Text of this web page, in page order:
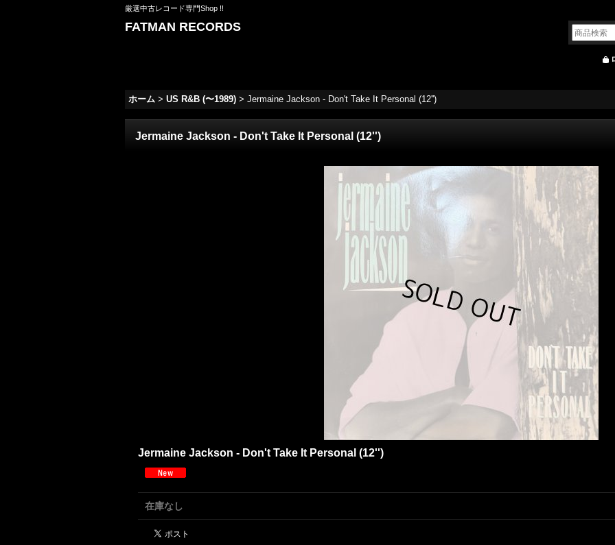
厳選中古レコード専門Shop !!
FATMAN RECORDS
ホーム > US R&B (〜1989) > Jermaine Jackson - Don't Take It Personal (12'')
Jermaine Jackson - Don't Take It Personal (12'')
Jermaine Jackson - Don't Take It Personal (12'')
在庫なし